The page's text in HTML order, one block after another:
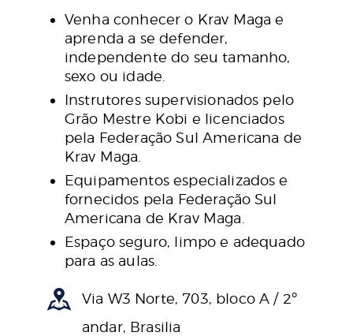
Venha conhecer o Krav Maga e
aprenda a se defender,
independente do seu tamanho,
sexo ou idade.
Instrutores supervisionados pelo
Grão Mestre Kobi e licenciados
pela Federação Sul Americana de
Krav Maga.
Equipamentos especializados e
fornecidos pela Federação Sul
Americana de Krav Maga.
Espaço seguro, limpo e adequado
para as aulas.
Via W3 Norte, 703, bloco A / 2º
andar, Brasilia